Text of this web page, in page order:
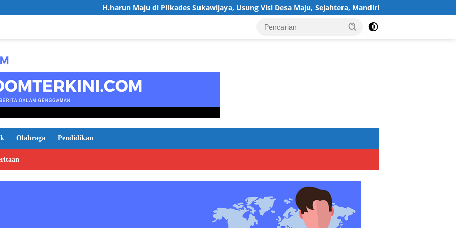
H.harun Maju di Pilkades Sukawijaya, Usung Visi Desa Maju, Sejahtera, Mandiri, dan Religius Bangun
Olahraga Pendidikan